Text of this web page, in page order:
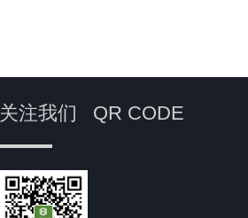
关注我们 QR CODE